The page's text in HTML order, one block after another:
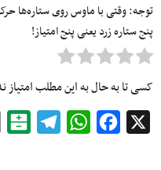
توجه: وقتی با ماوس روی ستاره‌ها
پنج ستاره زرد یعنی پنج امتیاز!
کسی تا به حال به این مطلب امتیاز
Facebook
WhatsApp